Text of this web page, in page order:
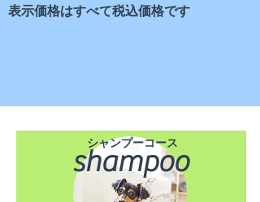
表示価格はすべて税込価格です
shampoo
シャンプーコース